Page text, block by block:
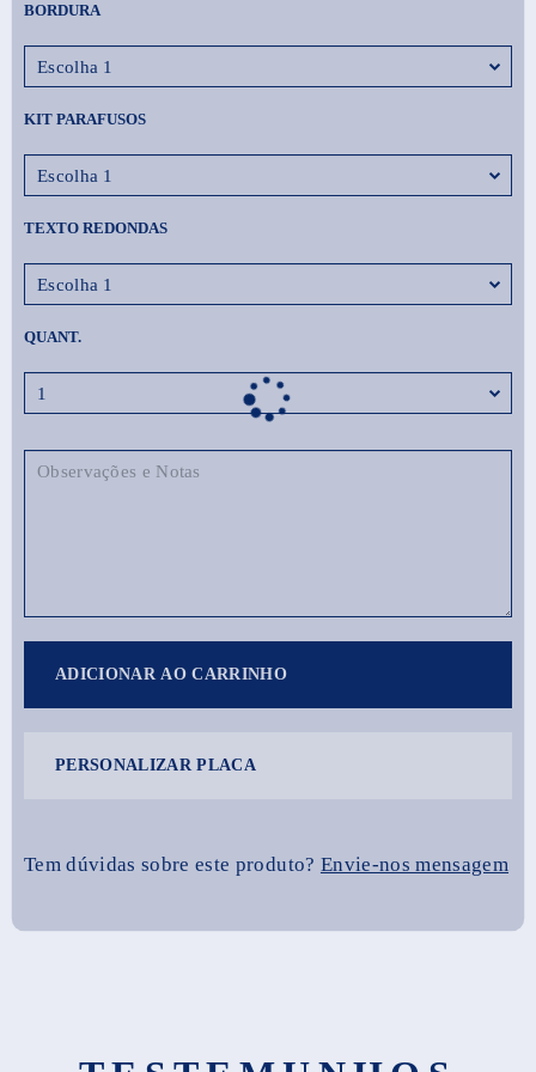
BORDURA
KIT PARAFUSOS
TEXTO REDONDAS
QUANT.
ADICIONAR AO CARRINHO
PERSONALIZAR PLACA
Tem dúvidas sobre este produto? Envie-nos mensagem